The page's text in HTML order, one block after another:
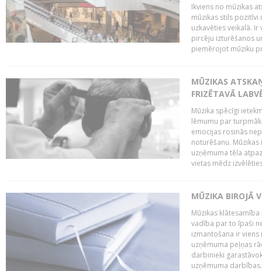
Ikviens no mūzikas
mūzikas stils pozitīvi
uzkavēties veikalā.
pircēju izturēšanos
piemērojot mūziku
MŪZIKAS
FRIZĒTAVĀ
Mūzika spēcīgi
lēmumu par
emocijas rosinās
noturēšanu.
uzņēmuma tēla
vietas mēdz
MŪZIKA BIROJĀ
Mūzikas
vadība par to īpaši
izmantošana ir
uzņēmuma peļņas
darbinieki
uzņēmuma